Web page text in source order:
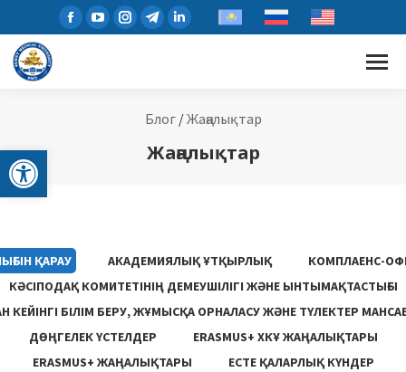
Open toolbar
Блог/Жаңалықтар
Жаңалықтар
ҚАРАУ АКАДЕМИЯЛЫҚ ҰТҚЫРЛЫҚ
КОМПЛАЕНС-
КӘСІПОДАҚ КОМИТЕТІНІҢ ДЕМЕУШІЛІГІ ЖӘНЕ ЫНТЫМАҚТАСТЫҒЫ
КЕЙІНГІ БІЛІМ БЕРУ, ЖҰМЫСҚА ОРНАЛАСУ ЖƏНЕ ТҮЛЕКТЕР
ДӨҢГЕЛЕК ҮСТЕЛДЕР
ERASMUS+ ХКҰ ЖАҢАЛЫҚТАРЫ
ERASMUS+ ЖАҢАЛЫҚТАРЫ
ЕСТЕ ҚАЛАРЛЫҚ КҮНДЕР